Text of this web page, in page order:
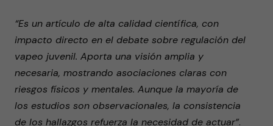
“Es un artículo de alta calidad científica, con
impacto directo en el debate sobre regulación del
vapeo juvenil. Aporta una visión amplia y
necesaria, mostrando asociaciones claras con
riesgos físicos y mentales. Aunque la mayoría de
los estudios son observacionales, la consistencia
de los hallazgos refuerza la necesidad de actuar”.